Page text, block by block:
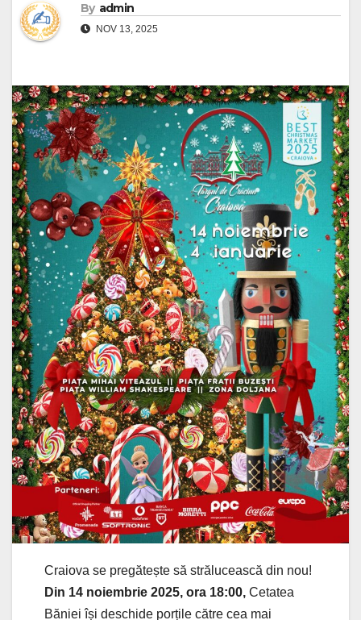
By admin
NOV 13, 2025
Craiova se pregătește să strălucească din nou!
Din 14 noiembrie 2025, ora 18:00, Cetatea
Băniei își deschide porțile către cea mai